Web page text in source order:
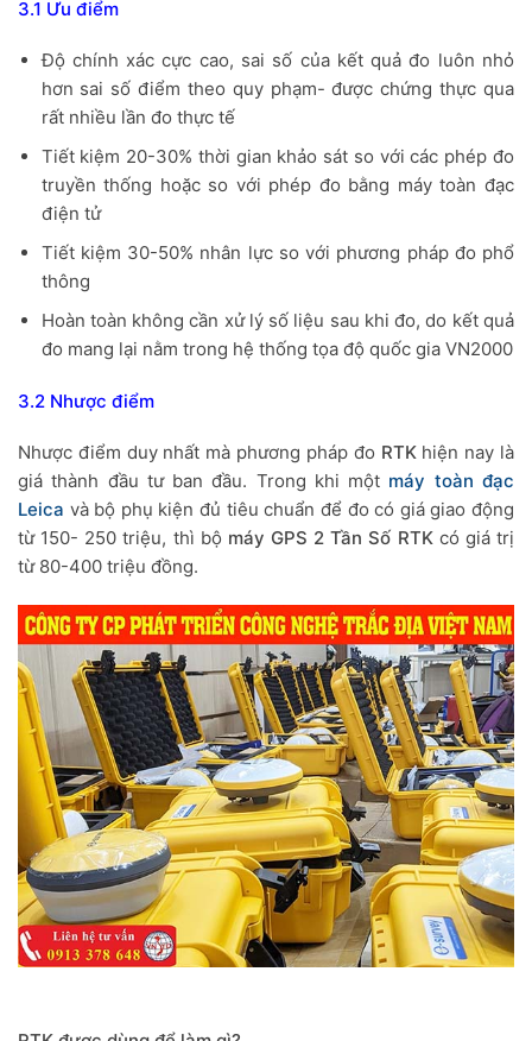
3.1 Ưu điểm
Độ chính xác cực cao, sai số của kết quả đo luôn nhỏ
hơn sai số điểm theo quy phạm- được chứng thực qua
rất nhiều lần đo thực tế
Tiết kiệm 20-30% thời gian khảo sát so với các phép đo
truyền thống hoặc so với phép đo bằng máy toàn đạc
điện tử
Tiết kiệm 30-50% nhân lực so với phương pháp đo phổ
thông
Hoàn toàn không cần xử lý số liệu sau khi đo, do kết quả
đo mang lại nằm trong hệ thống tọa độ quốc gia VN2000
3.2 Nhược điểm
Nhược điểm duy nhất mà phương pháp đo RTKhiện nay là
giá thành đầu tư ban đầu. Trong khi một máy toàn đạc
Leica và bộ phụ kiện đủ tiêu chuẩn để đo có giá giao động
từ 150- 250 triệu, thì bộ máy GPS 2 Tần Số RTKcó giá trị
từ 80-400 triệu đồng.